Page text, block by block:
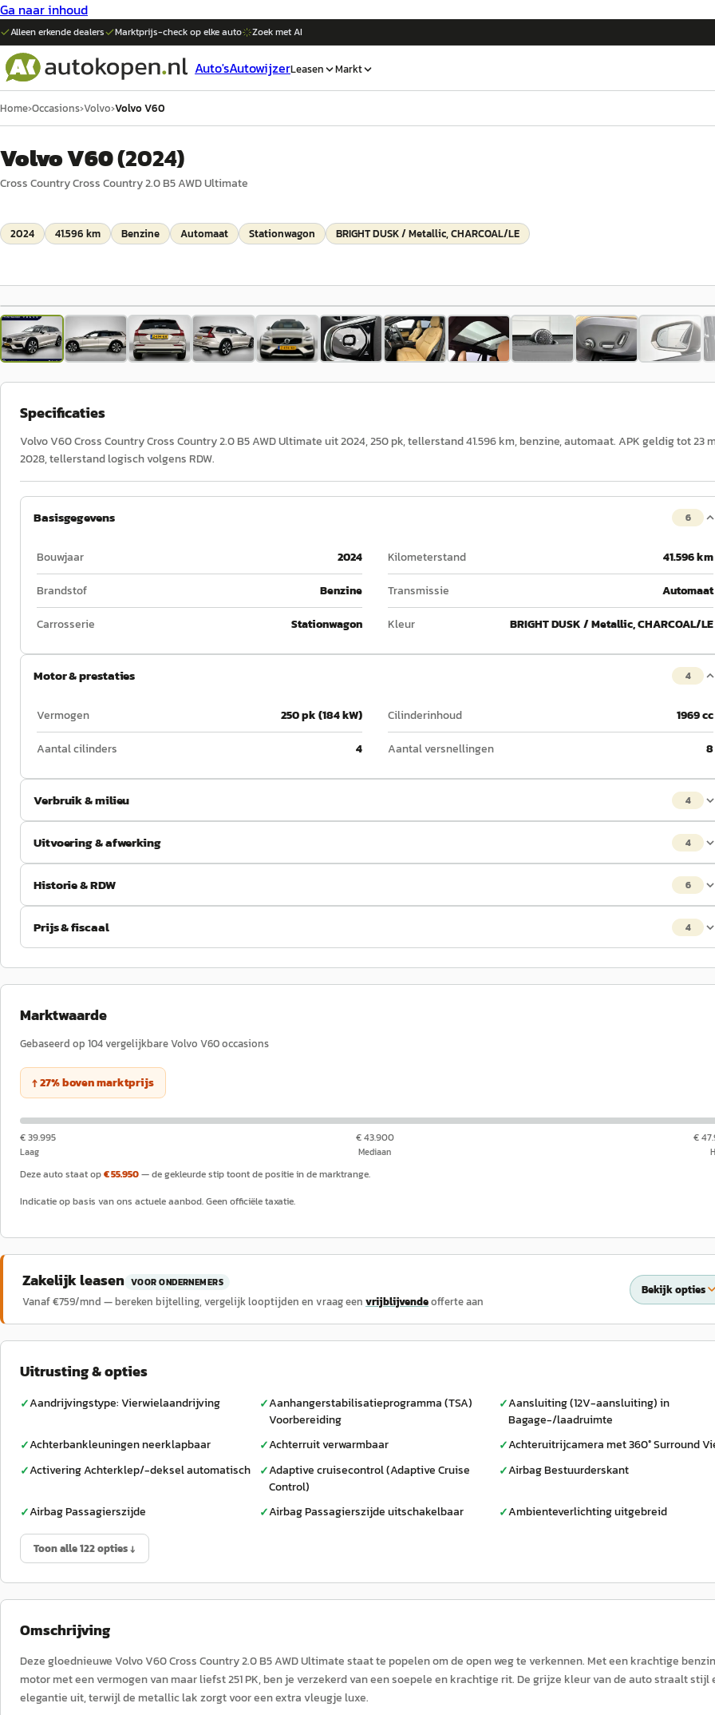
Ga naar inhoud
Alleen erkende dealers Marktprijs-check op elkeauto Zoek met AI
Auto'sAutowijzerLeasen Markt
Home›Occasions›Volvo›Volvo V60
Volvo V60(2024)
Cross Country Cross Country 2.0 B5 AWD Ultimate
2024 41.596 km Benzine Automaat Stationwagon BRIGHT DUSK / Metallic, CHARCOAL/LE
1
Specificaties
Volvo V60 Cross Country Cross Country 2.0 B5 AWD Ultimate uit 2024, 250 pk, tellerstand 41.596 km, benzine, automaat. APK geldig tot 23
2028, tellerstand logisch volgens RDW.
Basisgegevens 6
Bouwjaar 2024 Kilometerstand
41.596 km
Brandstof
Benzine Transmissie
Automaat
Carrosserie
Stationwagon Kleur BRIGHT DUSK / Metallic, CHARCOAL/LE
Motor & prestaties 4
Vermogen 250 pk (184 kW) Cilinderinhoud
1969 cc
Aantal cilinders
4 Aantal versnellingen 8
Verbruik & milieu 4
Uitvoering & afwerking 4
Historie & RDW 6
Prijs & fiscaal 4
Marktwaarde
Gebaseerd op 104vergelijkbareVolvo V60occasions
↑27%bovenmarktprijs
€ 39.995
Laag
€ 43.900
Mediaan
€
Deze auto staat op€ 55.950— de gekleurde stip toont de positie in de marktrange.
Indicatie op basis van ons actuele aanbod. Geen officiële taxatie.
Zakelijk leasen VOOR ONDERNEMERS
Vanaf €759/mnd — bereken bijtelling, vergelijk looptijden en vraag een vrijblijvendeofferte aan
Bekijk opties
Uitrusting & opties
✓Aandrijvingstype: Vierwielaandrijving ✓Aanhangerstabilisatieprogramma (TSA)
Voorbereiding
✓Aansluiting (12V-aansluiting) in
Bagage-/laadruimte
✓Achterbankleuningen neerklapbaar ✓Achterruit verwarmbaar ✓Achteruitrijcamera met 360° Surround
✓Activering Achterklep/-deksel automatisch ✓Adaptive cruisecontrol (Adaptive Cruise
Control)
✓Airbag Bestuurderskant
✓Airbag Passagierszijde ✓Airbag Passagierszijde uitschakelbaar ✓Ambienteverlichting uitgebreid
Toon alle 122 opties ↓
Omschrijving
Deze gloednieuwe Volvo V60 Cross Country 2.0 B5 AWD Ultimate staat te popelen om de open weg te verkennen. Met een krachtige
motor met een vermogen van maar liefst 251 PK, ben je verzekerd van een soepele en krachtige rit. De grijze kleur van de auto straalt stijl
elegantie uit, terwijl de metallic lak zorgt voor een extra vleugje luxe.